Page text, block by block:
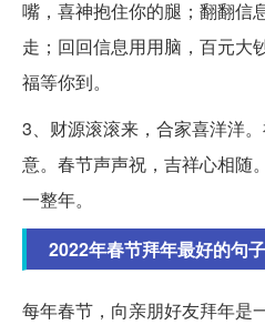
嘴，喜神抱住你的腿；翻翻信
走；回回信息用用脑，百元大
福等你到。
3、财源滚滚来，合家喜洋洋
意。春节声声祝，吉祥心相随
一整年。
2022年春节拜年最好的句
每年春节，向亲朋好友拜年是